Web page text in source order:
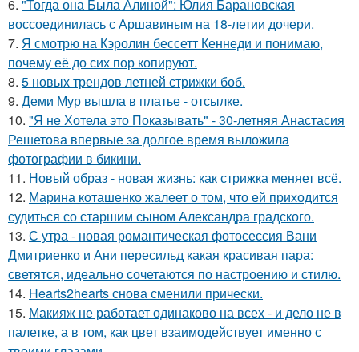
6. "Тогда она Была Алиной": Юлия Барановская
воссоединилась с Аршавиным на 18-летии дочери.
7. Я смотрю на Кэролин бессетт Кеннеди и понимаю,
почему её до сих пор копируют.
8. 5 новых трендов летней стрижки боб.
9. Деми Мур вышла в платье - отсылке.
10. "Я не Хотела это Показывать" - 30-летняя Анастасия
Решетова впервые за долгое время выложила
фотографии в бикини.
11. Новый образ - новая жизнь: как стрижка меняет всё.
12. Марина коташенко жалеет о том, что ей приходится
судиться со старшим сыном Александра градского.
13. С утра - новая романтическая фотосессия Вани
Дмитриенко и Ани пересильд какая красивая пара:
светятся, идеально сочетаются по настроению и стилю.
14. Hearts2hearts снова сменили прически.
15. Макияж не работает одинаково на всех - и дело не в
палетке, а в том, как цвет взаимодействует именно с